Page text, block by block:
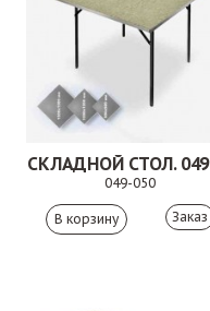
049-050
Заказ